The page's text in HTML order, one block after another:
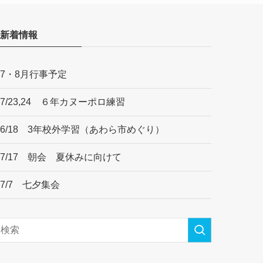
新着情報
7・8月行事予定
7/23,24 ６年カヌーポロ練習
6/18 3年校外学習（あわら市めぐり）
7/17 朝会 夏休みに向けて
7/7 七夕集会